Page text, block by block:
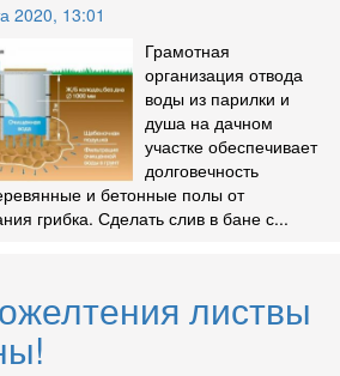
2020, 13:01
Грамотная
организация отвода
воды из парилки и
душа на дачном
участке обеспечивает
долговечность
и бетонные полы от
грибка. Сделать слив в бане с...
листвы